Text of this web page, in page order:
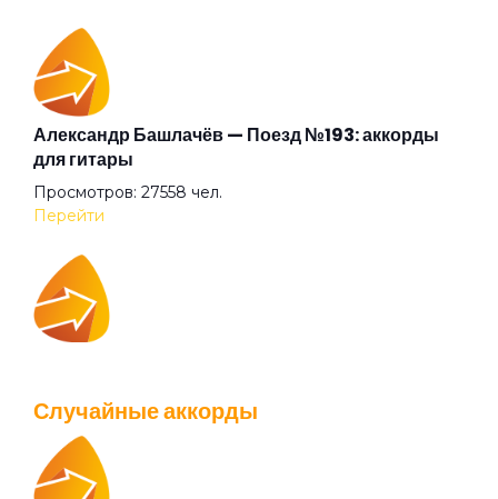
Бежали прочь
Безумные выси
Белая
Белый друг
Белый танец
Александр Башлачёв — Поезд №193: аккорды
для гитары
Просмотров: 27558 чел.
Перейти
Перейти
Случайные аккорды